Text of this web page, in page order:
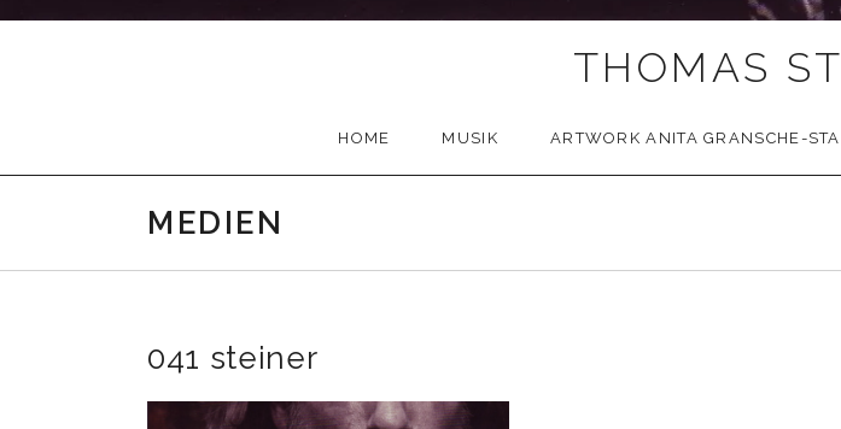
THOMAS
HOME MUSIK ARTWORK ANITA GRANSCHE-
MEDIEN
041 steiner